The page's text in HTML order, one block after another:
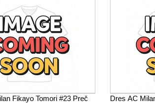
Fikayo Tomori #23 Preč
Dres AC